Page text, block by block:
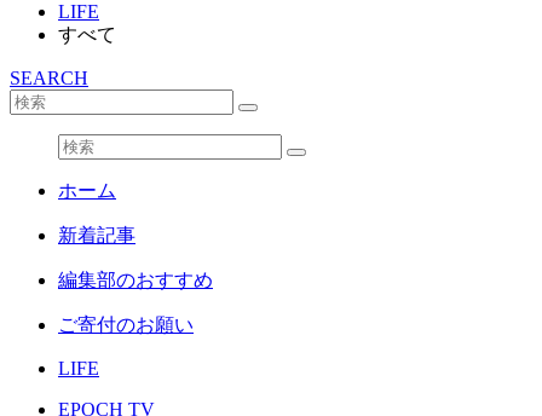
LIFE
すべて
SEARCH
ホーム
新着記事
編集部のおすすめ
ご寄付のお願い
LIFE
EPOCH TV